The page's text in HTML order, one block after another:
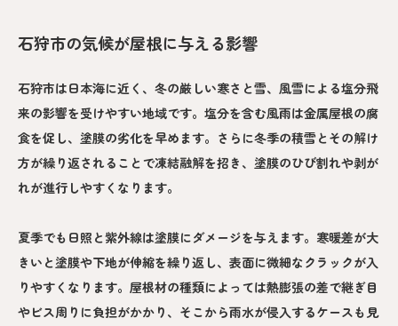
石狩市の気候が屋根に与える影響
石狩市は日本海に近く、冬の厳しい寒さと雪、風雪による塩分飛
来の影響を受けやすい地域です。塩分を含む風雨は金属屋根の腐
食を促し、塗膜の劣化を早めます。さらに冬季の積雪とその解け
方が繰り返されることで凍結融解を招き、塗膜のひび割れや剥が
れが進行しやすくなります。
夏季でも日照と紫外線は塗膜にダメージを与えます。寒暖差が大
きいと塗膜や下地が伸縮を繰り返し、表面に微細なクラックが入
りやすくなります。屋根材の種類によっては熱膨張の差で継ぎ目
やビス周りに負担がかかり、そこから雨水が侵入するケースも見